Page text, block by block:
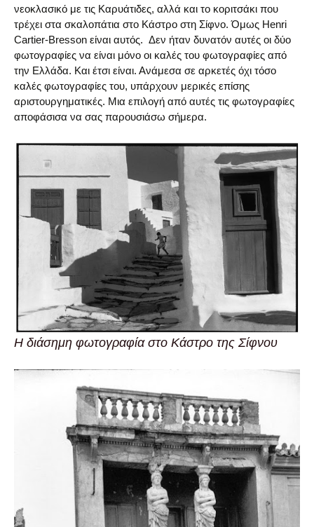
νεοκλασικό με τις Καρυάτιδες, αλλά και το κοριτσάκι που
τρέχει στα σκαλοπάτια στο Κάστρο στη Σίφνο. Όμως Henri
Cartier-Bresson είναι αυτός. Δεν ήταν δυνατόν αυτές οι δύο
φωτογραφίες να είναι μόνο οι καλές του φωτογραφίες από
την Ελλάδα. Και έτσι είναι. Ανάμεσα σε αρκετές όχι τόσο
καλές φωτογραφίες του, υπάρχουν μερικές επίσης
αριστουργηματικές. Μια επιλογή από αυτές τις φωτογραφίες
αποφάσισα να σας παρουσιάσω σήμερα.
Η διάσημη φωτογραφία στο Κάστρο της Σίφνου